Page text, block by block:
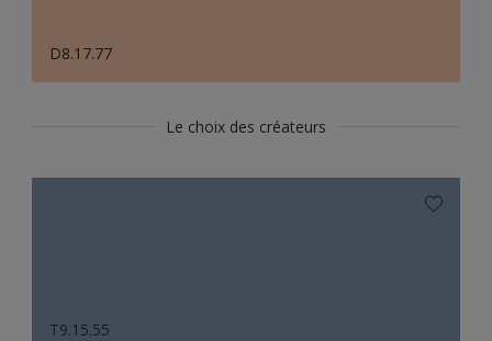
D8.17.77
Le choix des créateurs
T9.15.55